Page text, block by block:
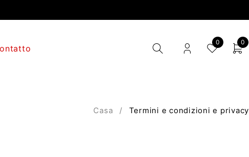
0 0
Casa / Termini e condizioni e privacy